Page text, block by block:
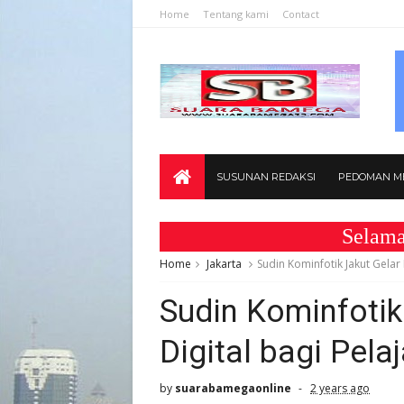
Home Tentang kami Contact
SUSUNAN REDAKSI PEDOMAN
Selamat
Home Jakarta Sudin Kominfotik Jakut
Sudin
Digital bagi
by suarabamegaonline 2 years ago